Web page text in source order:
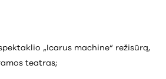
„Icarus machine“ režisūrą,
teatras;